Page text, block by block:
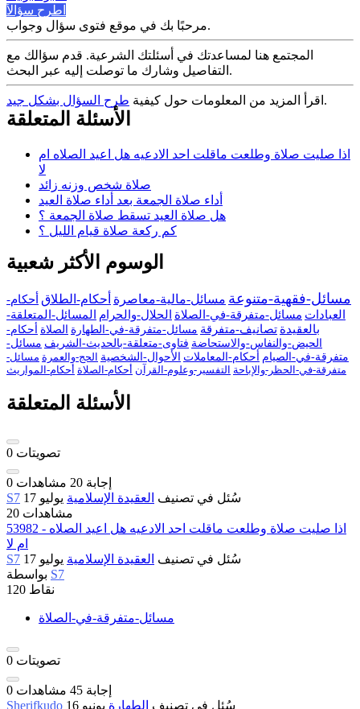
اطرح سؤالاً
مرحبًا بك في موقع فتوى سؤال وجواب.
المجتمع هنا لمساعدتك في أسئلتك الشرعية. قدم سؤالك مع
التفاصيل وشارك ما توصلت إليه عبر البحث.
اقرأ المزيد من المعلومات حول كيفية طرح السؤال بشكل جيد .
الأسئلة المتعلقة
اذا صليت صلاة وطلعت ماقلت احد الادعيه هل اعيد الصلاه ام
لا
صلاة شخص وزنه زائد
أداء صلاة الجمعة بعد أداء صلاة العيد
هل صلاة العيد تسقط صلاة الجمعة ؟
كم ركعة صلاة قيام الليل ؟
الوسوم الأكثر شعبية
مسائل-فقهية-متنوعة مسائل-مالية-معاصرة أحكام-الطلاق أحكام-
العبادات مسائل-متفرقة-في-الصلاة الحلال-والحرام المسائل-المتعلقة-
بالعقيدة تصانيف-متفرقة مسائل-متفرقة-في-الطهارة الصلاة أحكام-
الحيض-والنفاس-والاستحاضة فتاوى-متعلقة-بالحديث-الشريف مسائل-
متفرقة-في-الصيام أحكام-المعاملات الأحوال-الشخصية الحج-والعمرة مسائل-
متفرقة-في-الحظر-والإباحة التفسير-وعلوم-القرآن أحكام-الصلاة أحكام-المواريث
الأسئلة المتعلقة
0 تصويتات
0 إجابة 20 مشاهدات
S7
سُئل في تصنيف العقيدة الإسلامية يوليو 17
20 مشاهدات
53982 - اذا صليت صلاة وطلعت ماقلت احد الادعيه هل اعيد الصلاه
ام لا
S7
سُئل في تصنيف العقيدة الإسلامية يوليو 17
S7
120 نقاط
مسائل-متفرقة-في-الصلاة
0 تصويتات
0 إجابة 45 مشاهدات
Sherifkudo
سُئل في تصنيف الطهارة يونيو 16